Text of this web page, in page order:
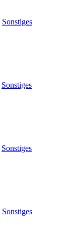
Sonstiges
Sonstiges
Sonstiges
Sonstiges